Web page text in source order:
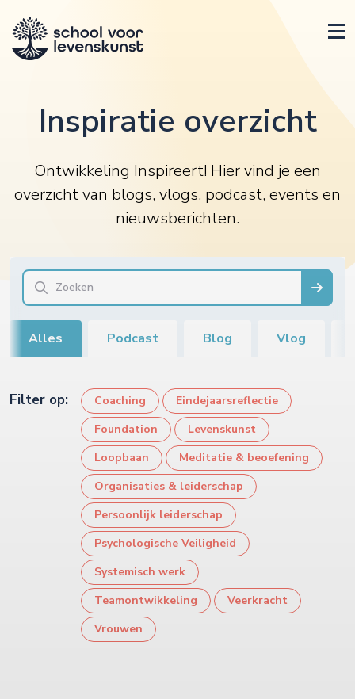
Inspiratie overzicht
Ontwikkeling Inspireert! Hier vind je een
overzicht van blogs, vlogs, podcast, events en
nieuwsberichten.
Alles Podcast Blog Vlog
Filter op: Coaching
Eindejaarsreflectie
Foundation
Levenskunst
Loopbaan
Meditatie & beoefening
Organisaties & leiderschap
Persoonlijk leiderschap
Psychologische Veiligheid
Systemisch werk
Teamontwikkeling
Veerkracht
Vrouwen